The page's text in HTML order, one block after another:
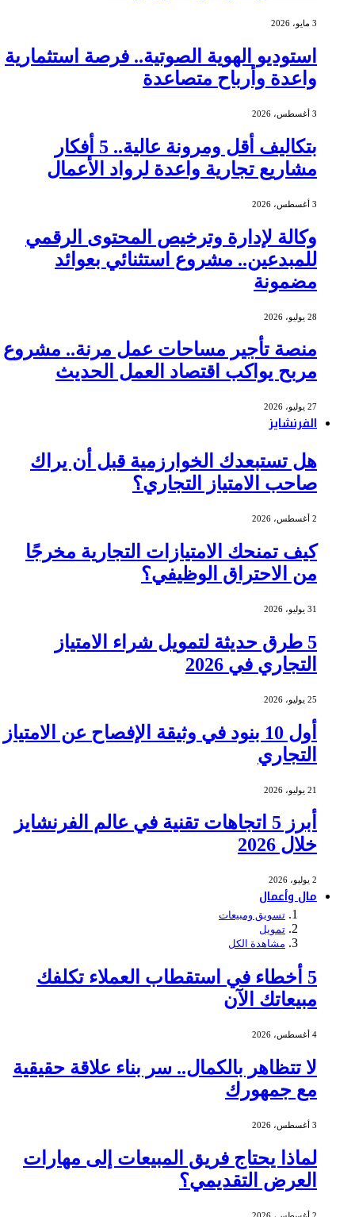
3 مايو، 2026
استوديو الهوية الصوتية.. فرصة استثمارية
واعدة وأرباح متصاعدة
3 أغسطس، 2026
بتكاليف أقل ومرونة عالية.. 5 أفكار
مشاريع تجارية واعدة لرواد الأعمال
3 أغسطس، 2026
وكالة لإدارة وترخيص المحتوى الرقمي
للمبدعين.. مشروع استثنائي بعوائد
مضمونة
28 يوليو، 2026
منصة تأجير مساحات عمل مرنة.. مشروع
مربح يواكب اقتصاد العمل الحديث
27 يوليو، 2026
الفرنشايز
هل تستبعدك الخوارزمية قبل أن يراك
صاحب الامتياز التجاري؟
2 أغسطس، 2026
كيف تمنحك الامتيازات التجارية مخرجًا
من الاحتراق الوظيفي؟
31 يوليو، 2026
5 طرق حديثة لتمويل شراء الامتياز
التجاري في 2026
25 يوليو، 2026
أول 10 بنود في وثيقة الإفصاح عن الامتياز
التجاري
21 يوليو، 2026
أبرز 5 اتجاهات تقنية في عالم الفرنشايز
خلال 2026
2 يوليو، 2026
مال وأعمال
تسويق ومبيعات
تمويل
مشاهدة الكل
5 أخطاء في استقطاب العملاء تكلفك
مبيعاتك الآن
4 أغسطس، 2026
لا تتظاهر بالكمال.. سر بناء علاقة حقيقية
مع جمهورك
3 أغسطس، 2026
لماذا يحتاج فريق المبيعات إلى مهارات
العرض التقديمي؟